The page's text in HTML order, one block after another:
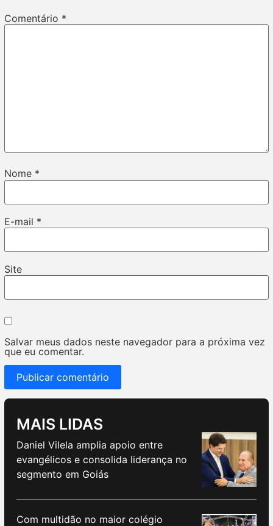
Comentário *
Nome *
E-mail *
Site
Salvar meus dados neste navegador para a próxima vez
que eu comentar.
MAIS LIDAS
Daniel Vilela amplia apoio entre
evangélicos e consolida liderança no
segmento em Goiás
Com multidão no maior colégio